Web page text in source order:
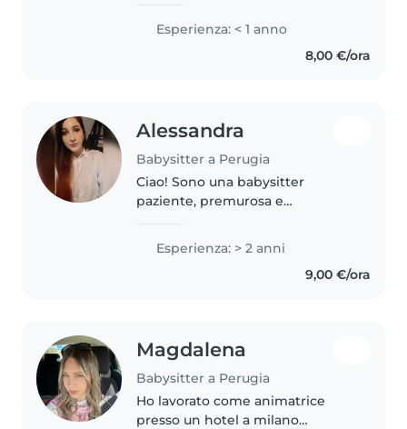
lavoretti creativi. Sono a mio agio
con animali e aiuto compiti.
Esperienza: < 1 anno
8,00 €/ora
Alessandra
Babysitter a Perugia
Ciao! Sono una babysitter
paziente, premurosa e
esperienza con bambini della
scuola materna, elementari e
adolescenti. Ho fatto anche per
Esperienza: > 2 anni
9,00 €/ora
Magdalena
Babysitter a Perugia
Ho lavorato come animatrice
presso un hotel a milano